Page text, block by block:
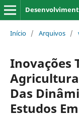
Início / Arquivos /
Inovações
Das
Estudos